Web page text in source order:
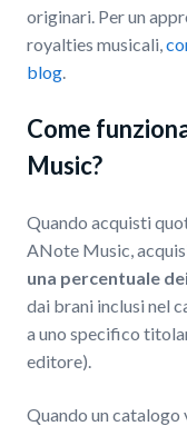
originari. Per un
royalties musicali,
blog
Come
Music?
Quando acquisti
ANote Music,
una percentuale
dai brani inclusi nel
a uno specifico
editore).
Quando un